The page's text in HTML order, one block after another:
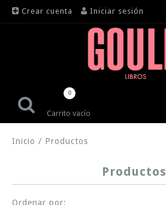
Crear cuenta Iniciar sesión
Carrito vacío
0
Inicio / Productos
Productos
Ordenar por: